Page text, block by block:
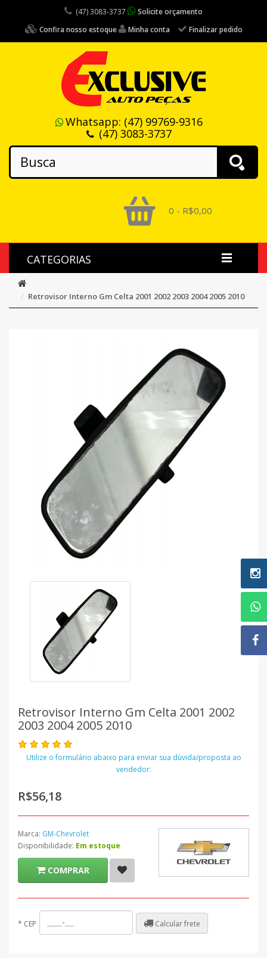
(47) 3083-3737
Solicite orçamento
Confira nosso estoque
Minha conta Finalizar pedido
Whatsapp: (47) 99769-9316
(47) 3083-3737
0 - R$0,00
CATEGORIAS
Retrovisor Interno Gm Celta 2001 2002 2003 2004 2005 2010
Retrovisor Interno Gm Celta 2001 2002
2003 2004 2005 2010
Utilize o formulário abaixo para enviar sua dúvida/proposta ao
vendedor:
R$56,18
Marca: GM-Chevrolet
Disponibilidade: Em estoque
COMPRAR
* CEP Calcular frete